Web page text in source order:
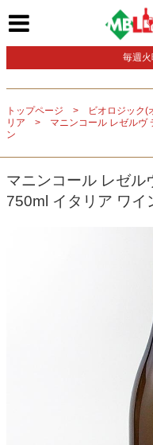
毎週
トップページ ビオロジック(
リア
マニンコール レゼルヴ
ン
マニンコール レゼル
750ml イタリア ワイ